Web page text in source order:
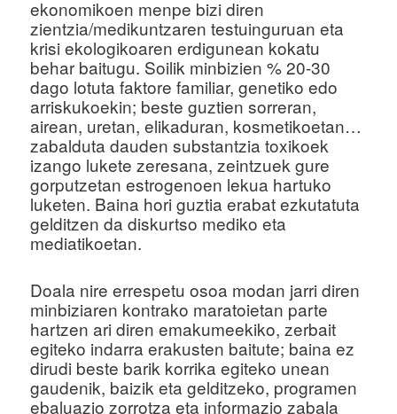
ekonomikoen menpe bizi diren
zientzia/medikuntzaren testuinguruan eta
krisi ekologikoaren erdigunean kokatu
behar baitugu. Soilik minbizien % 20-30
dago lotuta faktore familiar, genetiko edo
arriskukoekin; beste guztien sorreran,
airean, uretan, elikaduran, kosmetikoetan…
zabalduta dauden substantzia toxikoek
izango lukete zeresana, zeintzuek gure
gorputzetan estrogenoen lekua hartuko
luketen. Baina hori guztia erabat ezkutatuta
gelditzen da diskurtso mediko eta
mediatikoetan.
Doala nire errespetu osoa modan jarri diren
minbiziaren kontrako maratoietan parte
hartzen ari diren emakumeekiko, zerbait
egiteko indarra erakusten baitute; baina ez
dirudi beste barik korrika egiteko unean
gaudenik, baizik eta gelditzeko, programen
ebaluazio zorrotza eta informazio zabala